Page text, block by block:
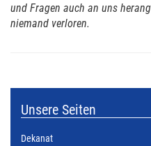
und Fragen auch an uns
niemand verloren.
Unsere Seiten
Dekanat